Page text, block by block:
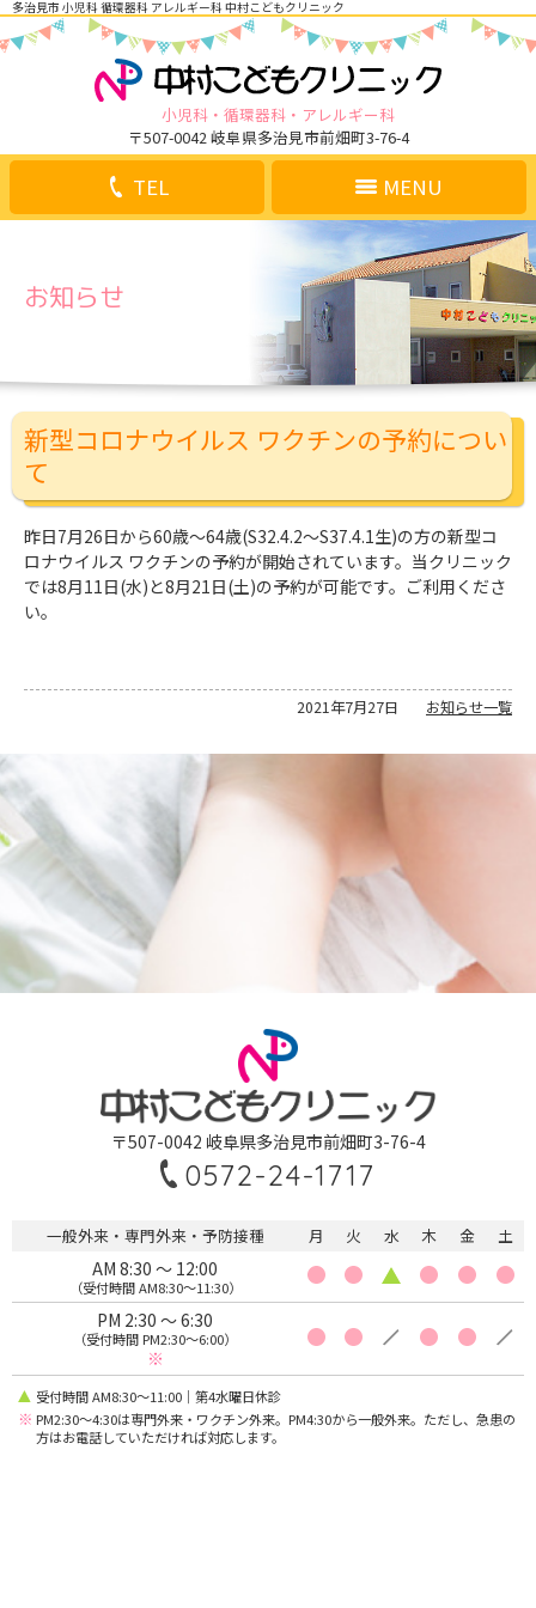
多治見市 小児科 循環器科 アレルギー科 中村こどもクリニック
小児科 循環器科
アレルギー科
〒507-0042 岐阜県多治見市前畑町3-76-4
お知らせ
新型コロナウイルス ワクチンの予約につい
て
昨日7月26日から60歳〜64歳(S32.4.2〜S37.4.1生)の方の新型コ
ロナウイルス ワクチンの予約が開始されています。当クリニック
では8月11日(水)と8月21日(土)の予約が可能です。ご利用くださ
い。
2021年7月27日 お知らせ一覧
MENU
TEL
〒507-0042 岐阜県多治見市前畑町3-76-4
0572-24-1717
一般外来・専門外来・予防接種 月 火 水 木 金 土
AM 8:30 〜 12:00
（受付時間 AM8:30〜11:30）
PM 2:30 〜 6:30
（受付時間 PM2:30〜6:00）
※
受付時間 AM8:30〜11:00｜第4水曜日休診
※ PM2:30〜4:30は専門外来・ワクチン外来。PM4:30から一般外来。ただし、急患の
方はお電話していただければ対応します。